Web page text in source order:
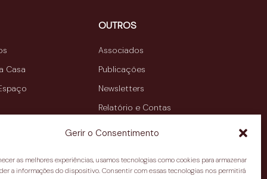
Gerir o Consentimento
as melhores experiências, usamos tecnologias como cookies para armazenar
a informações do dispositivo. Consentir com essas tecnologias nos permitirá
Casa
OUTROS
Associados
Publicações
Newsletters
Relatório e Contas